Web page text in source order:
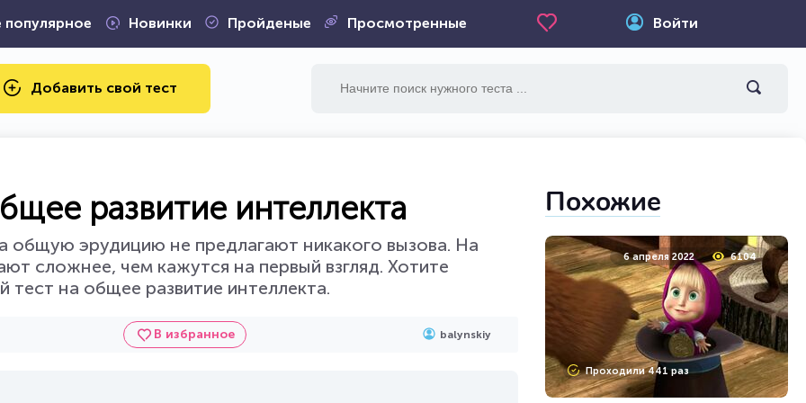
Новинки Пройденые Просмотренные Войти
Добавить свой тест
развитие интеллекта
эрудицию не предлагают никакого вызова. На
сложнее, чем кажутся на первый взгляд. Хотите
на общее развитие интеллекта.
В избранное balynskiy
Похожие
6 апреля 2022 6104
Проходили 441 раз